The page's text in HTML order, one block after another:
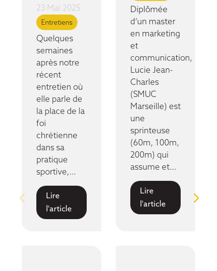
23 Mai 2025
Entretiens
Quelques
semaines
après notre
récent
entretien où
elle parle de
la place de la
foi
chrétienne
dans sa
pratique
sportive,…
Lire
l'article
Diplômée
d’un master
en marketing
et
communication,
Lucie Jean-
Charles
(SMUC
Marseille) est
une
sprinteuse
(60m, 100m,
200m) qui
assume et…
Lire
l'article